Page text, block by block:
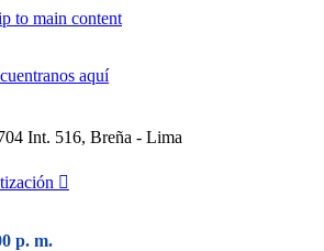
to main content
aquí
Int. 516, Breña - Lima
p. m.